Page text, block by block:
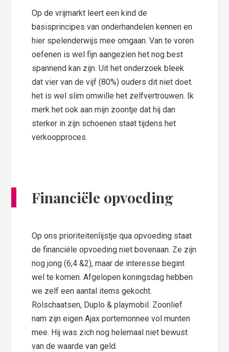
Op de vrijmarkt leert een kind de
basisprincipes van onderhandelen kennen en
hier spelenderwijs mee omgaan. Van te voren
oefenen is wel fijn aangezien het nog best
spannend kan zijn. Uit het onderzoek bleek
dat vier van de vijf (80%) ouders dit niet doet.
het is wel slim omwille het zelfvertrouwen. Ik
merk het ook aan mijn zoontje dat hij dan
sterker in zijn schoenen staat tijdens het
verkoopproces.
Financiële opvoeding
Op ons prioriteitenlijstje qua opvoeding staat
de financiële opvoeding niet bovenaan. Ze zijn
nog jong (6,4 &2), maar de interesse begint
wel te komen. Afgelopen koningsdag hebben
we zelf een aantal items gekocht.
Rolschaatsen, Duplo & playmobil. Zoonlief
nam zijn eigen Ajax portemonnee vol munten
mee. Hij was zich nog helemaal niet bewust
van de waarde van geld.